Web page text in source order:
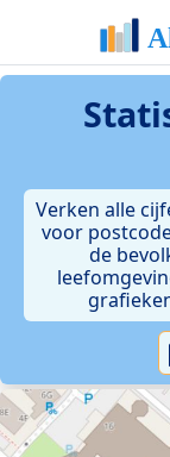
Verken alle
voor
de